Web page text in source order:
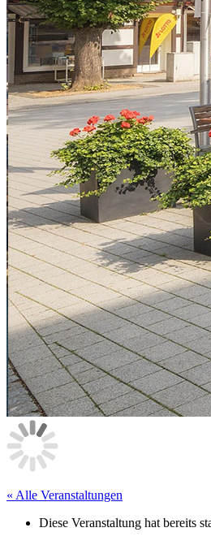
« Alle Veranstaltungen
Diese Veranstaltung hat bereits